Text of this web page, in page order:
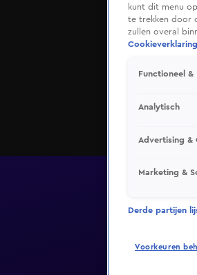
kunt dit menu
te trekken door
zullen overal
Functioneel &
Analytisch
Advertising &
Marketing &
Derde partijen
Voorkeuren